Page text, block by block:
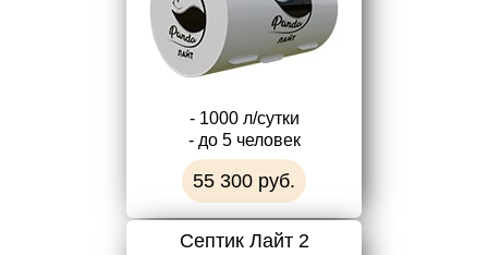
- 1000 л/сутки
- до 5 человек
55 300 руб.
Септик Лайт 2